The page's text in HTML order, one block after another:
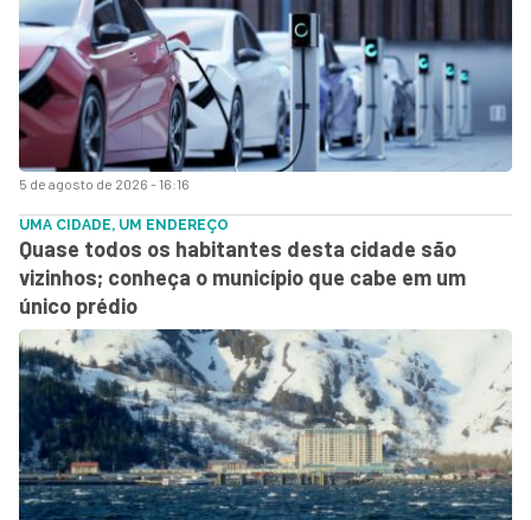
5 de agosto de 2026 - 16:16
UMA CIDADE, UM ENDEREÇO
Quase todos os habitantes desta cidade são
vizinhos; conheça o município que cabe em um
único prédio